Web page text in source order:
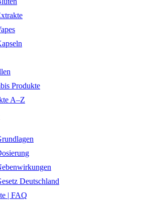
Produkte
A–Z
Deutschland
| FAQ